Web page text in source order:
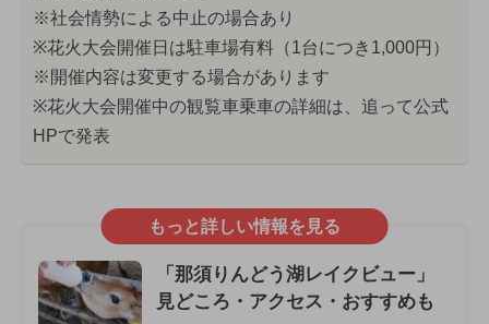
※社会情勢による中止の場合あり
※花火大会開催日は駐車場有料（1台につき1,000円）
※開催内容は変更する場合があります
※花火大会開催中の観覧車乗車の詳細は、追って公式
HPで発表
もっと詳しい情報を見る
「那須りんどう湖レイクビュー」
見どころ・アクセス・おすすめも